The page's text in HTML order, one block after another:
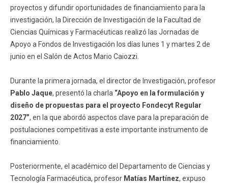
proyectos y difundir oportunidades de financiamiento para la
investigación, la Dirección de Investigación de la Facultad de
Ciencias Químicas y Farmacéuticas realizó las Jornadas de
Apoyo a Fondos de Investigación los días lunes 1 y martes 2 de
junio en el Salón de Actos Mario Caiozzi.
Durante la primera jornada, el director de Investigación, profesor
Pablo Jaque, presentó la charla “Apoyo en la formulación y
diseño de propuestas para el proyecto Fondecyt Regular
2027”, en la que abordó aspectos clave para la preparación de
postulaciones competitivas a este importante instrumento de
financiamiento.
Posteriormente, el académico del Departamento de Ciencias y
Tecnología Farmacéutica, profesor Matías Martínez, expuso